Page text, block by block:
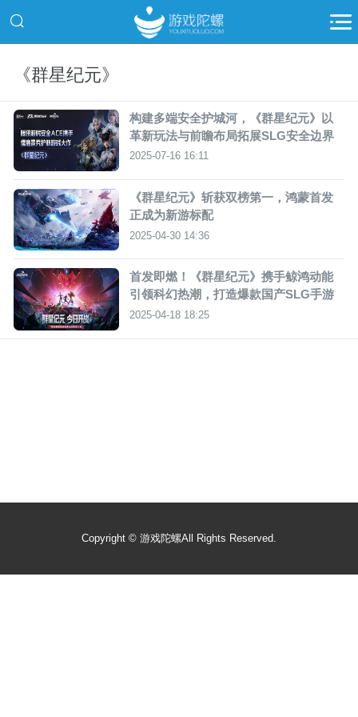
《群星纪元》
构建多端安全护城河，《群星纪元》以
革新玩法与前瞻布局拓展SLG安全边界
2025-07-16 16:11
《群星纪元》斩获双榜第一，鸿蒙首发
正成为新游标配
2025-04-30 14:36
首发即燃！《群星纪元》携手鲸鸿动能
引领科幻热潮，打造爆款国产SLG手游
2025-04-18 18:25
Copyright © 游戏陀螺All Rights Reserved.